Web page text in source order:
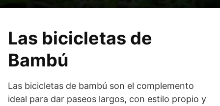
Las bicicletas de
Bambú
Las bicicletas de bambú son el complemento
ideal para dar paseos largos, con estilo propio y